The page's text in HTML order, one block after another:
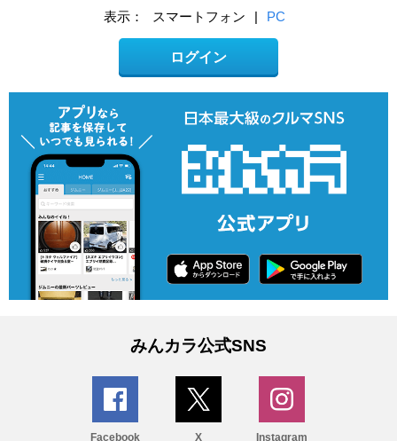
表示： スマートフォン | PC
ログイン
みんカラ公式SNS
Facebook X Instagram